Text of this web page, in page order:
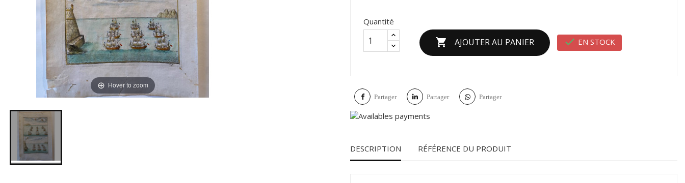
Hover to zoom
Quantité
 AJOUTER AU PANIER  EN STOCK
Partager Partager Partager
DESCRIPTION RÉFÉRENCE DU PRODUIT